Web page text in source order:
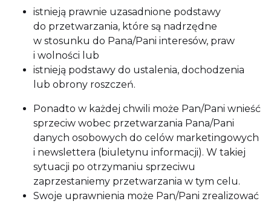
istnieją prawnie uzasadnione podstawy
do przetwarzania, które są nadrzędne
w stosunku do Pana/Pani interesów, praw
i wolności lub
istnieją podstawy do ustalenia, dochodzenia
lub obrony roszczeń.
Ponadto w każdej chwili może Pan/Pani wnieść
sprzeciw wobec przetwarzania Pana/Pani
danych osobowych do celów marketingowych
i newslettera (biuletynu informacji). W takiej
sytuacji po otrzymaniu sprzeciwu
zaprzestaniemy przetwarzania w tym celu.
Swoje uprawnienia może Pan/Pani zrealizować